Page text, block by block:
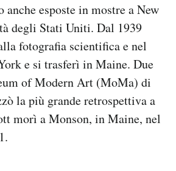
anche esposte in mostre a New
degli Stati Uniti. Dal 1939
fotografia scientifica e nel
e si trasferì in Maine. Due
of Modern Art (MoMa) di
la più grande retrospettiva a
morì a Monson, in Maine, nel